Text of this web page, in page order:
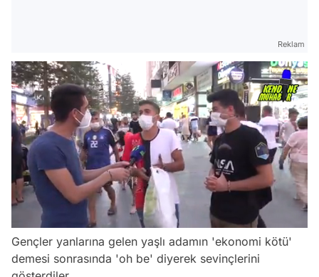
Reklam
Gençler yanlarına gelen yaşlı adamın 'ekonomi kötü'
demesi sonrasında 'oh be' diyerek sevinçlerini